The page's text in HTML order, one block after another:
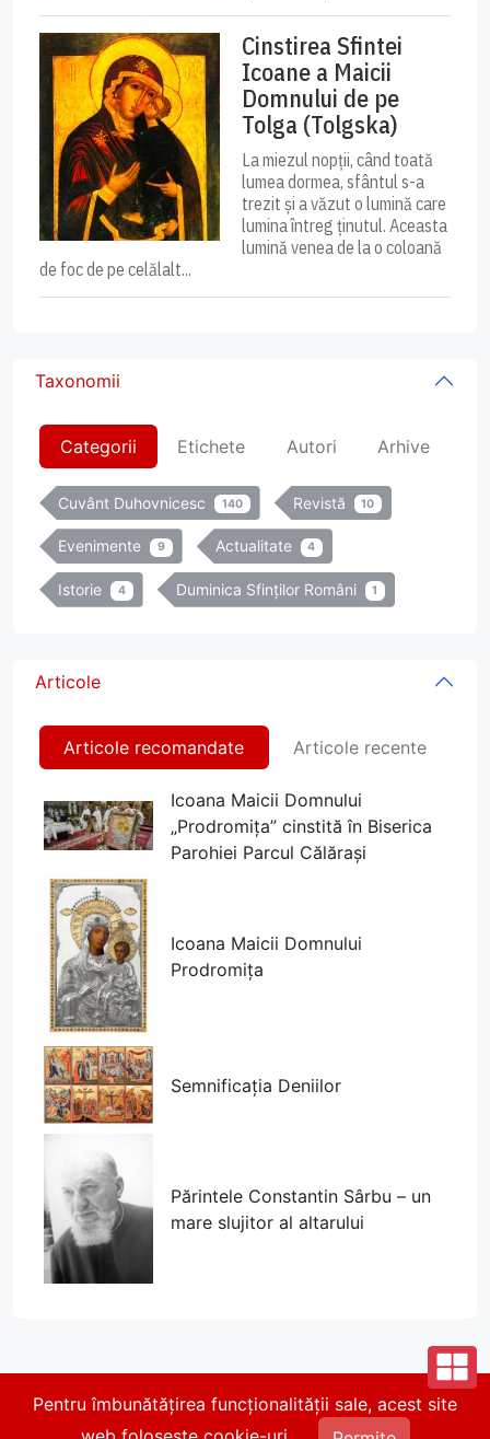
Cinstirea Sfintei
Icoane a Maicii
Domnului de pe
Tolga (Tolgska)
La miezul nopții, când toată
lumea dormea, sfântul s-a
trezit și a văzut o lumină care
lumina întreg ținutul. Aceasta
lumină venea de la o coloană
de foc de pe celălalt...
Taxonomii
Categorii Etichete Autori Arhive
Cuvânt Duhovnicesc 140 Revistă 10
Evenimente 9 Actualitate 4
Istorie 4 Duminica Sfinților Români 1
Articole
Articole recomandate Articole recente
Icoana Maicii Domnului
„Prodromița” cinstită în Biserica
Parohiei Parcul Călărași
Icoana Maicii Domnului
Prodromița
Semnificația Deniilor
Părintele Constantin Sârbu – un
mare slujitor al altarului
© 2026 Parohia Parcul Călărași. Toate drepturile
Pentru îmbunătățirea funcționalității sale, acest site